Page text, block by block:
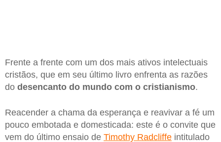
Frente a frente com um dos mais ativos intelectuais
cristãos, que em seu último livro enfrenta as razões
do desencanto do mundo com o cristianismo.
Reacender a chama da esperança e reavivar a fé um
pouco embotada e domesticada: este é o convite que
vem do último ensaio de Timothy Radcliffe intitulado